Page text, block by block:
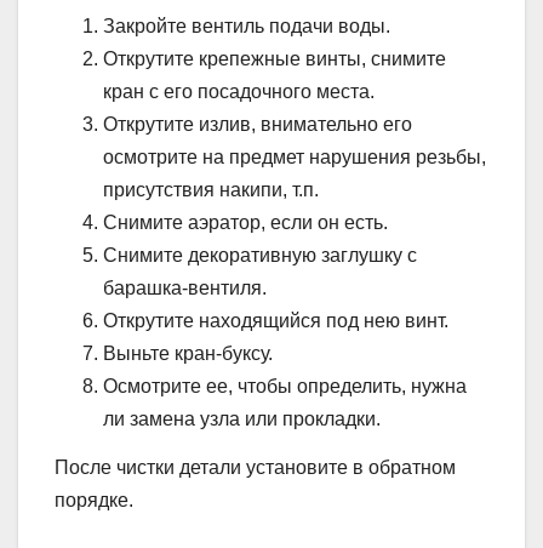
Закройте вентиль подачи воды.
Открутите крепежные винты, снимите
кран с его посадочного места.
Открутите излив, внимательно его
осмотрите на предмет нарушения резьбы,
присутствия накипи, т.п.
Снимите аэратор, если он есть.
Снимите декоративную заглушку с
барашка-вентиля.
Открутите находящийся под нею винт.
Выньте кран-буксу.
Осмотрите ее, чтобы определить, нужна
ли замена узла или прокладки.
После чистки детали установите в обратном
порядке.